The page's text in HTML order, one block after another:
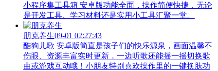
小程序集工具箱 安卓版功能全面，操作简便快捷，无论
是开发工具、学习材料还是实用小工具汇聚一堂。
朋克养生09-01 02:27:43
酷狗儿歌 安卓版简直是孩子们的快乐源泉，画面温馨不
伤眼、资源丰富实时更新，一边听歌还能摇一摇切换歌
曲或游戏互动哦！小朋友特别喜欢操作里的一键换肤功